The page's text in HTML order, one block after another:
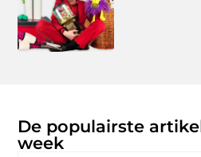
De populairste
week